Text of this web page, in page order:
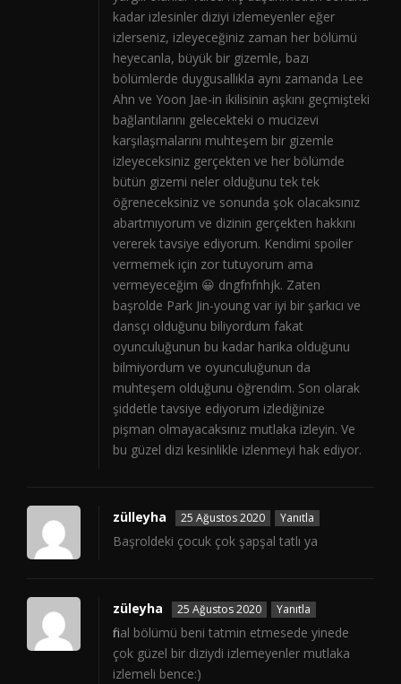
kadar izlesinler diziyi izlemeyenler eğer
izlerseniz, izleyeceğiniz zaman her bölümü
heyecanla, büyük bir gizemle, bazı
bölümlerde duygusallıkla aynı zamanda Lee
Ahn ve Yoon Jae-in ikilisinin aşkını geçmişteki
bağlantılarını gelecekteki o mucizevi
karşılaşmalarını muhteşem bir gizemle
izleyeceksiniz gerçekten ve her bölümde
bütün gizemi neler olduğunu tek tek
öğreneceksiniz ve sonunda şok olacaksınız
abartmıyorum ve dizinin gerçekten hakkını
vererek tavsiye ediyorum. Kendimi spoiler
vermemek için zor tutuyorum ama
vermeyeceğim 😀 dngfnfnhjk. Zaten
başrolde Park Jin-young var iyi bir şarkıcı ve
dansçı olduğunu biliyordum fakat
oyunculuğunun bu kadar harika olduğunu
bilmiyordum ve oyunculuğunun da
muhteşem olduğunu öğrendim. Son olarak
şiddetle tavsiye ediyorum izlediğinize
pişman olmayacaksınız mutlaka izleyin. Ve
bu güzel dizi kesinlikle izlenmeyi hak ediyor.
zülleyha 25 Ağustos 2020 Yanıtla
Başroldeki çocuk çok şapşal tatlı ya
züleyha 25 Ağustos 2020 Yanıtla
final bölümü beni tatmin etmesede yinede
çok güzel bir diziydi izlemeyenler mutlaka
izlemeli bence:)